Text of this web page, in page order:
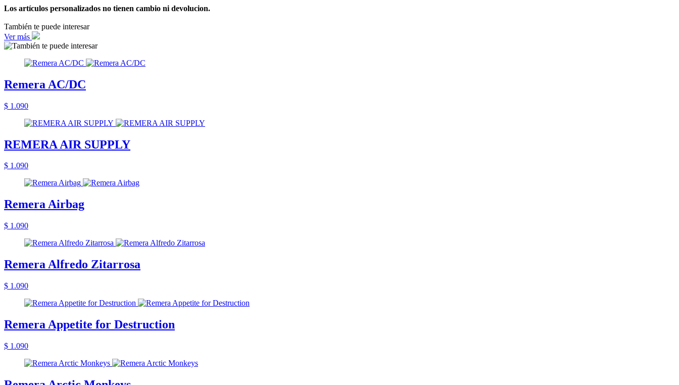
Los artículos personalizados no tienen cambio ni devolucion.
También te puede interesar
Ver más
Remera AC/DC
$ 1.090
REMERA AIR SUPPLY
$ 1.090
Remera Airbag
$ 1.090
Remera Alfredo Zitarrosa
$ 1.090
Remera Appetite for Destruction
$ 1.090